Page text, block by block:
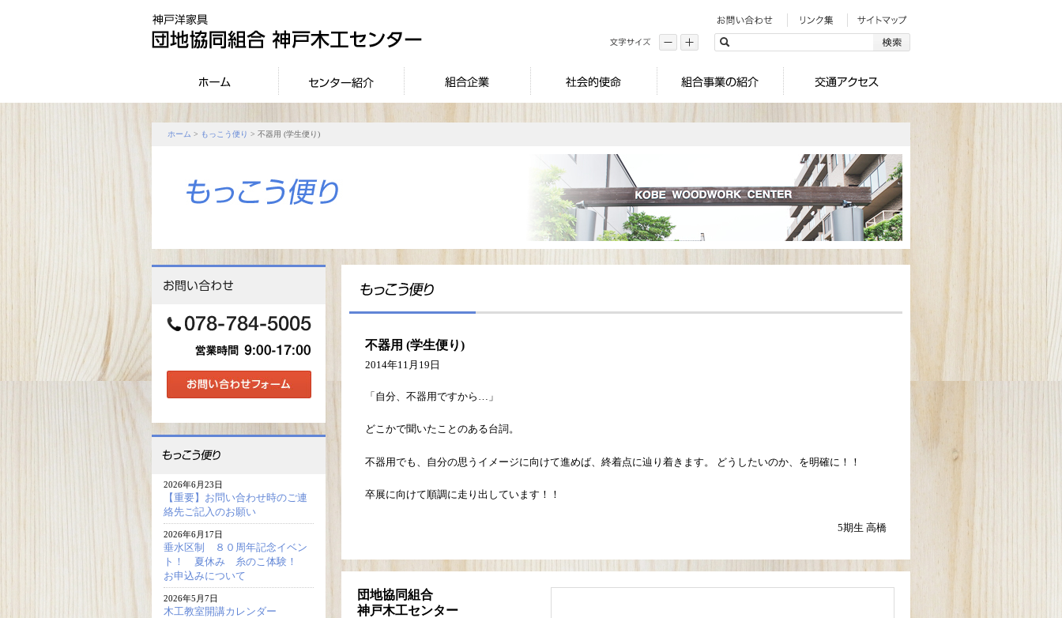
ホーム > もっこう便り > 不器用 (学生便り)
不器用 (学生便り)
2014年11月19日
「自分、不器用ですから…」
どこかで聞いたことのある台詞。
不器用でも、自分の思うイメージに向けて進めば、終着点に辿り着きます。 どうしたいのか、を明確に！！
卒展に向けて順調に走り出しています！！
5期生 高橋
団地協同組合
神戸木工センター
2026年6月23日
【重要】お問い合わせ時のご連
絡先ご記入のお願い
2026年6月17日
垂水区制 ８０周年記念イベン
ト！ 夏休み 糸のこ体験！
お申込みについて
2026年5月7日
木工教室開講カレンダー